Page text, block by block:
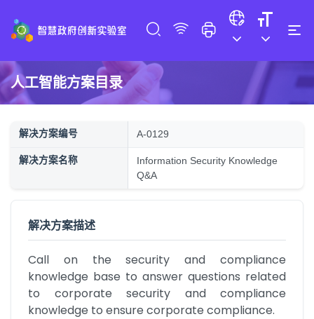
人工智能方案目录
解决方案编号 A-0129
解决方案名称
Information Security Knowledge
Q&A
解决方案描述
Call on the security and compliance
knowledge base to answer questions related
to corporate security and compliance
knowledge to ensure corporate compliance.